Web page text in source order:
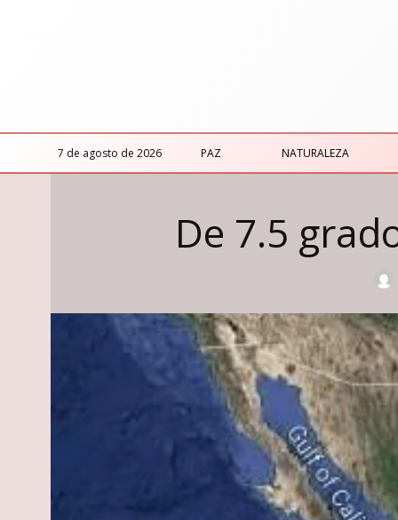
7 de agosto de 2026 PAZ NATURALEZA
De 7.5